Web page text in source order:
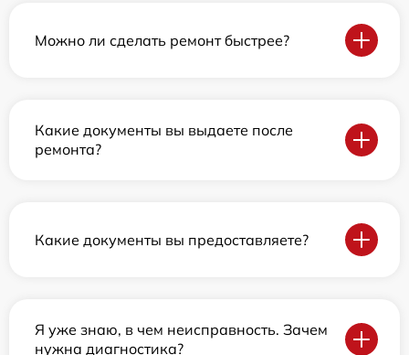
Можно ли сделать ремонт быстрее?
Какие документы вы выдаете после
ремонта?
Какие документы вы предоставляете?
Я уже знаю, в чем неисправность. Зачем
нужна диагностика?